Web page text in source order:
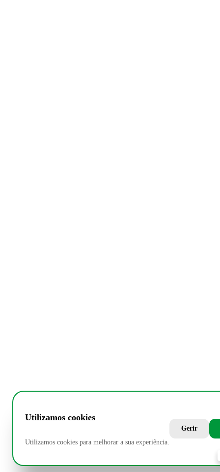
Utilizamos cookies
Utilizamos cookies para melhorar a sua experiência.
Gerir